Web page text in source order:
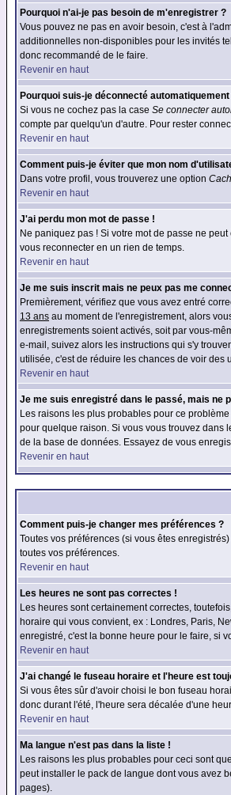
Pourquoi n'ai-je pas besoin de m'enregistrer ?
Vous pouvez ne pas en avoir besoin, c'est à
additionnelles non-disponibles pour les invités
donc recommandé de le faire.
Revenir en haut
Pourquoi suis-je déconnecté automatiquement
Si vous ne cochez pas la case Se connecter
compte par quelqu'un d'autre. Pour rester
Revenir en haut
Comment puis-je éviter que mon nom
Dans votre profil, vous trouverez une option
Revenir en haut
J'ai perdu mon mot de passe !
Ne paniquez pas ! Si votre mot de passe ne
vous reconnecter en un rien de temps.
Revenir en haut
Je me suis inscrit mais ne peux pas me
Premièrement, vérifiez que vous avez entré
13 ans au moment de l'enregistrement, alors
enregistrements soient activés, soit par vous-
e-mail, suivez alors les instructions qui s'y
utilisée, c'est de réduire les chances de voir des
Revenir en haut
Je me suis enregistré dans le passé, mais ne
Les raisons les plus probables pour ce
pour quelque raison. Si vous vous trouvez dans
de la base de données. Essayez de vous
Revenir en haut
Comment puis-je changer mes préférences ?
Toutes vos préférences (si vous êtes
toutes vos préférences.
Revenir en haut
Les heures ne sont pas correctes !
Les heures sont certainement correctes,
horaire qui vous convient, ex : Londres, Paris,
enregistré, c'est la bonne heure pour le faire, si
Revenir en haut
J'ai changé le fuseau horaire et l'heure est
Si vous êtes sûr d'avoir choisi le bon fuseau
donc durant l'été, l'heure sera décalée d'une
Revenir en haut
Ma langue n'est pas dans la liste !
Les raisons les plus probables pour ceci sont
peut installer le pack de langue dont vous avez
pages).